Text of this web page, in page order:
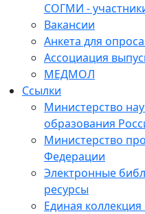
СОГМИ -
Вакансии
Анкета для
Ассоциация
МЕДМОЛ
Ссылки
Министерство
образования
Министерство
Федерации
Электронные
ресурсы
Единая